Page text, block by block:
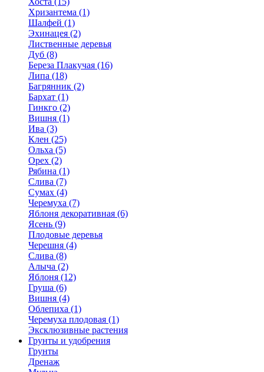
Хризантема (1)
Шалфей (1)
Эхинацея (2)
Лиственные деревья
Дуб (8)
Береза Плакучая (16)
Липа (18)
Багрянник (2)
Бархат (1)
Гинкго (2)
Вишня (1)
Ива (3)
Клен (25)
Ольха (5)
Орех (2)
Рябина (1)
Слива (7)
Сумах (4)
Черемуха (7)
Яблоня декоративная (6)
Ясень (9)
Плодовые деревья
Черешня (4)
Слива (8)
Алыча (2)
Яблоня (12)
Груша (6)
Вишня (4)
Облепиха (1)
Черемуха плодовая (1)
Эксклюзивные растения
Грунты и удобрения
Грунты
Дренаж